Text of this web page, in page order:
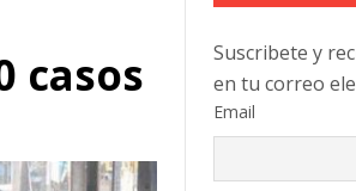
casos
Suscribete y
en tu correo
Email